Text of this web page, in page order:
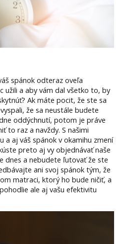
spánok odteraz oveľa
užili a aby vám dal všetko to, by
Ak máte pocit, že ste sa
že sa neustále budete
oddýchnutí, potom je práve
to raz a navždy. S našimi
a aj váš spánok v okamihu zmení
preto aj vy objednávať naše
dnes a nebudete ľutovať že ste
ani svoj spánok tým, že
matraci, ktorý ho bude ničiť, a
ale aj vašu efektivitu